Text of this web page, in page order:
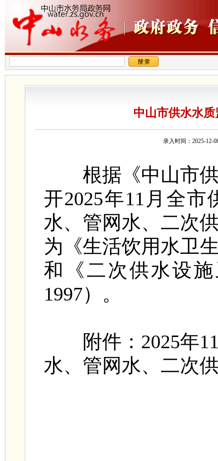
中山市供水水质
录入时间：2025-
根据《中山市供
开2025年11月全
水、管网水、二次
为《生活饮用水卫
和《二次供水设施
1997）。
附件：2025年11
水、管网水、二次